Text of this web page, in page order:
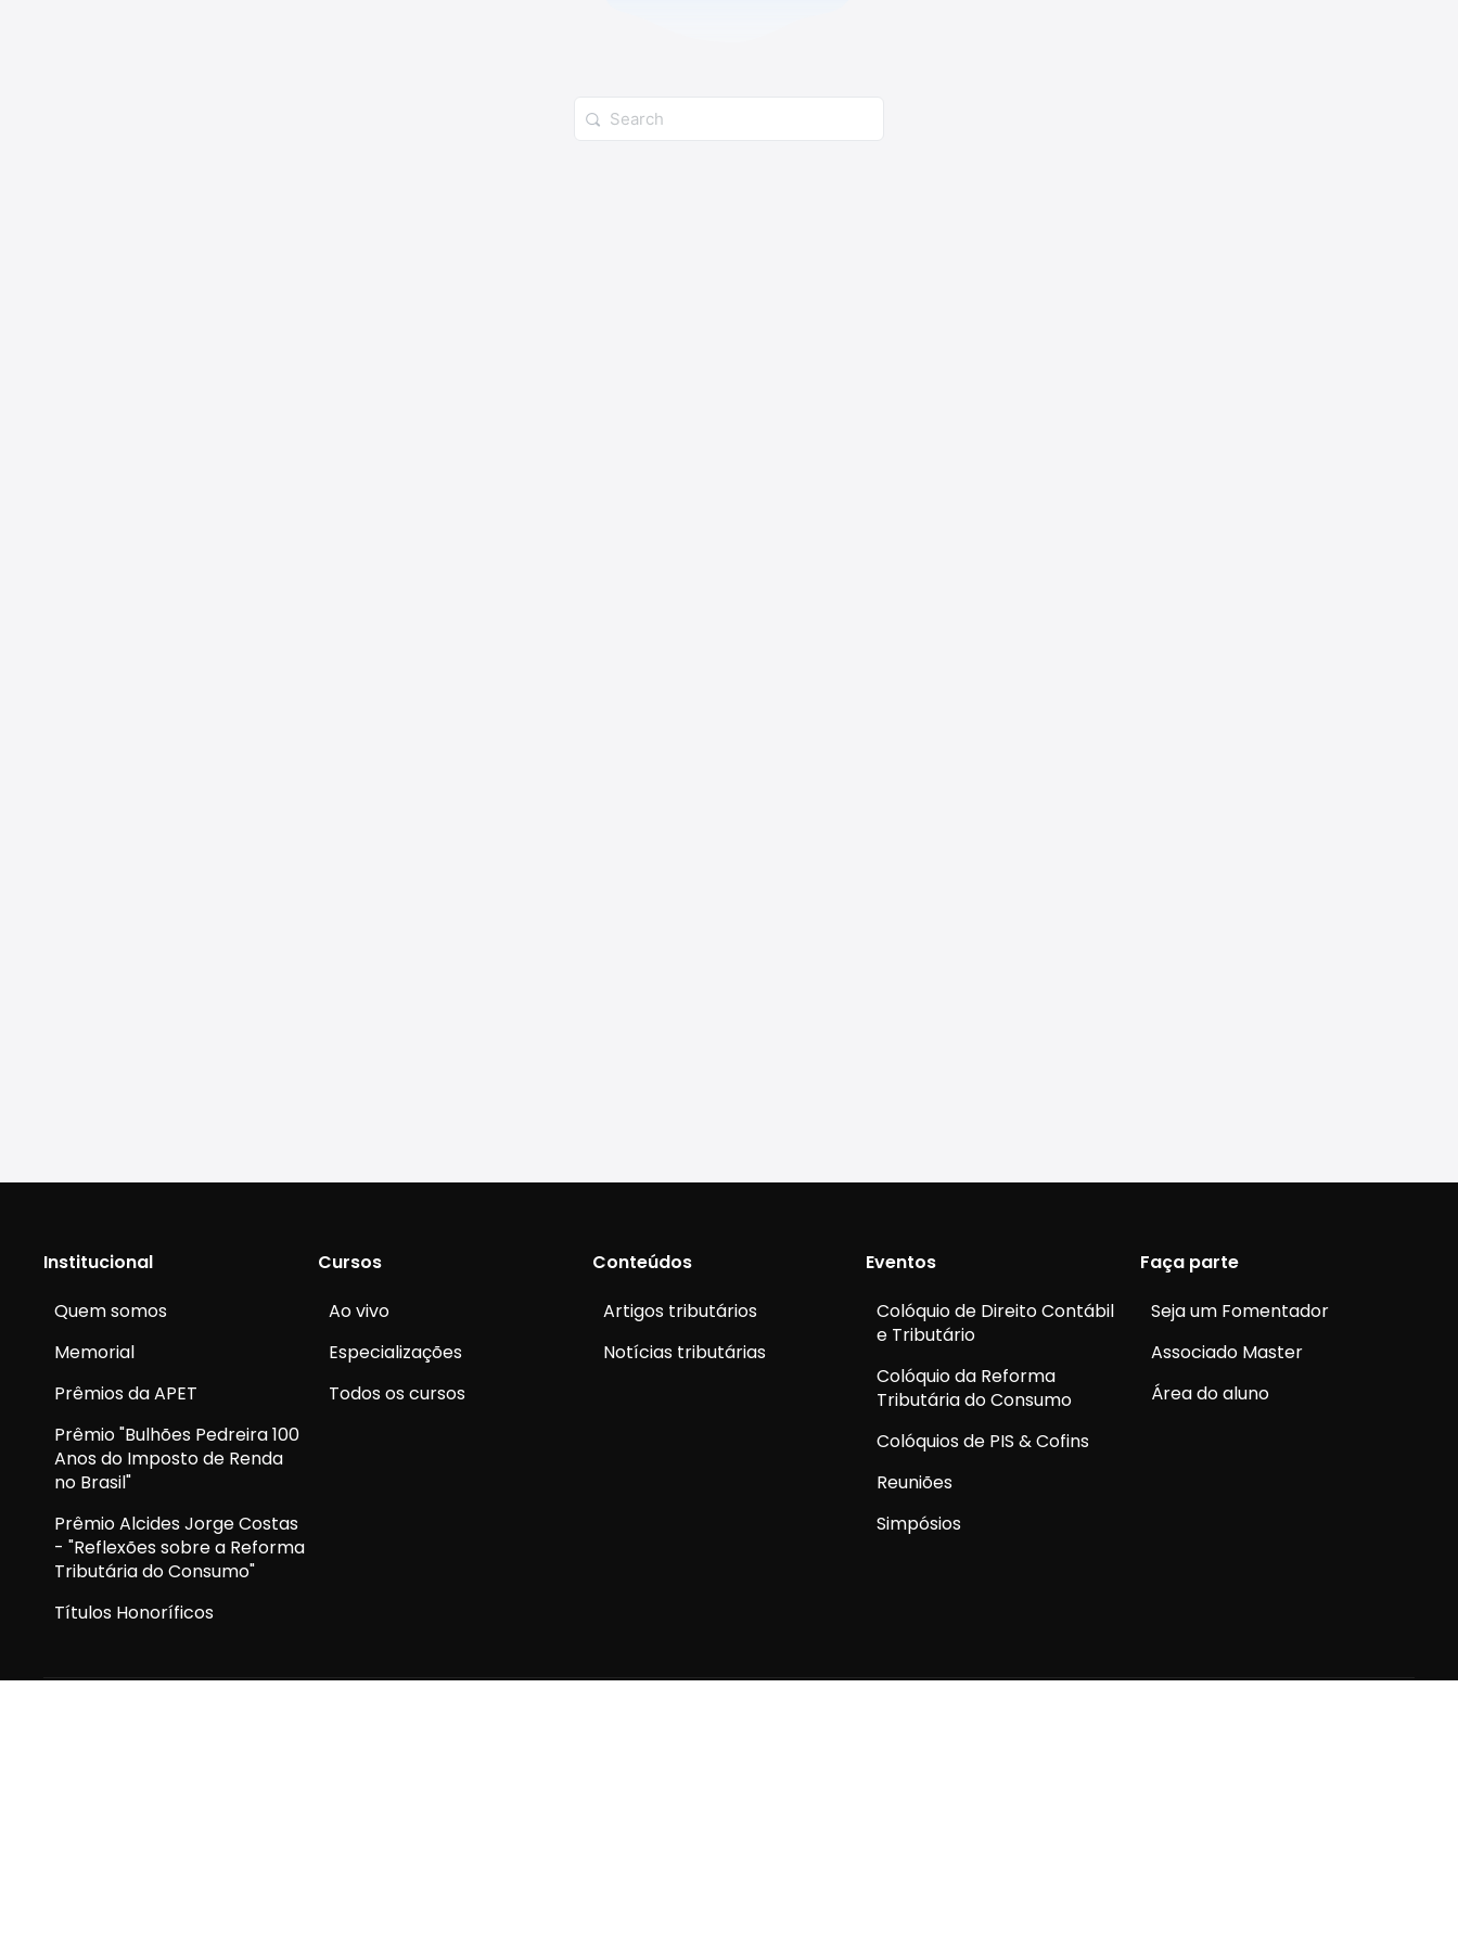
Institucional
Quem somos
Memorial
Prêmios da APET
Prêmio "Bulhões Pedreira 100
Anos do Imposto de Renda
no Brasil"
Prêmio Alcides Jorge Costas
- "Reflexões sobre a Reforma
Tributária do Consumo"
Títulos Honoríficos
Cursos
Ao vivo
Especializações
Todos os cursos
Conteúdos
Artigos tributários
Notícias tributárias
Eventos
Colóquio de Direito Contábil
e Tributário
Colóquio da Reforma
Tributária do Consumo
Colóquios de PIS & Cofins
Reuniões
Simpósios
Faça parte
Seja um Fomentador
Associado Master
Área do aluno